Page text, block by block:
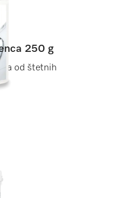
250 g
od štetnih